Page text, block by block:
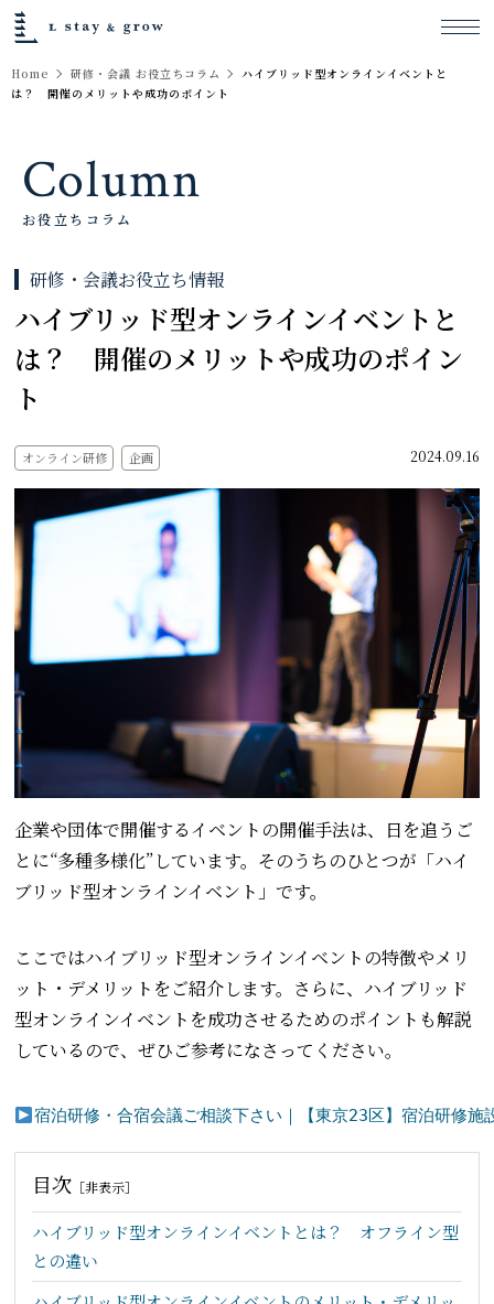
Home 研修・会議 お役立ちコラム
ハイブリッド型オンラインイベントと
は？ 開催のメリットや成功のポイント
Column
お役立ちコラム
研修・会議お役立ち情報
ハイブリッド型オンラインイベントと
は？ 開催のメリットや成功のポイン
ト
オンライン研修 企画 2024.09.16
企業や団体で開催するイベントの開催手法は、日を追うご
とに“多種多様化”しています。そのうちのひとつが「ハイ
ブリッド型オンラインイベント」です。
ここではハイブリッド型オンラインイベントの特徴やメリ
ット・デメリットをご紹介します。さらに、ハイブリッド
型オンラインイベントを成功させるためのポイントも解説
しているので、ぜひご参考になさってください。
宿泊研修・合宿会議ご相談下さい｜【東京23区】宿泊研
目次 ［非表示］
ハイブリッド型オンラインイベントとは？ オフライン型
との違い